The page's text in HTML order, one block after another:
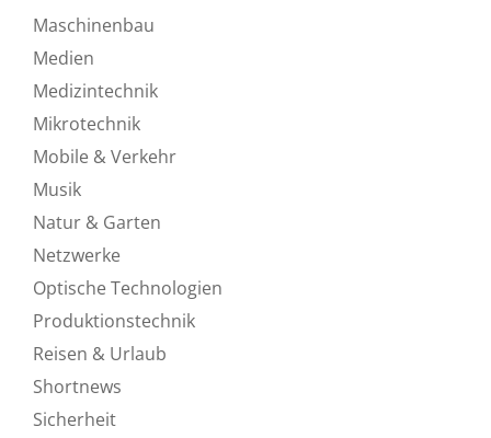
Maschinenbau
Medien
Medizintechnik
Mikrotechnik
Mobile & Verkehr
Musik
Natur & Garten
Netzwerke
Optische Technologien
Produktionstechnik
Reisen & Urlaub
Shortnews
Sicherheit